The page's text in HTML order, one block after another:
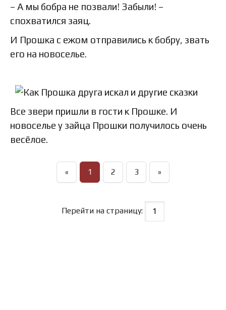
– А мы бобра не позвали! Забыли! –
спохватился заяц.
И Прошка с ежом отправились к бобру, звать
его на новоселье.
Все звери пришли в гости к Прошке. И
новоселье у зайца Прошки получилось очень
весёлое.
« 1 2 3 »
Перейти на страницу: